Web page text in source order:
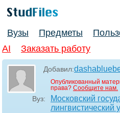
Вузы Предметы
AI
Заказать работу
Добавил:
Опубликованный
права? Сообщите нам.
Вуз:
Московский
лингвистический